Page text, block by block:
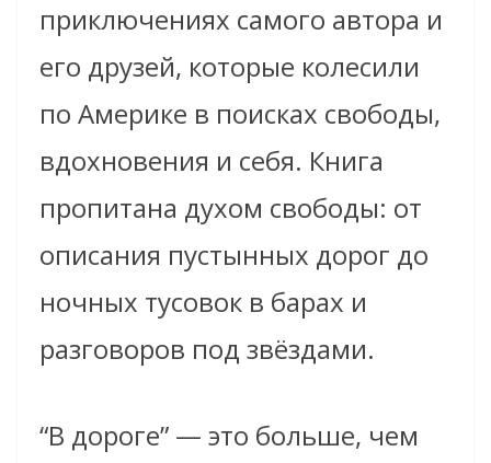
приключениях самого автора и
его друзей, которые колесили
по Америке в поисках свободы,
вдохновения и себя. Книга
пропитана духом свободы: от
описания пустынных дорог до
ночных тусовок в барах и
разговоров под звёздами.
“В дороге” — это больше, чем